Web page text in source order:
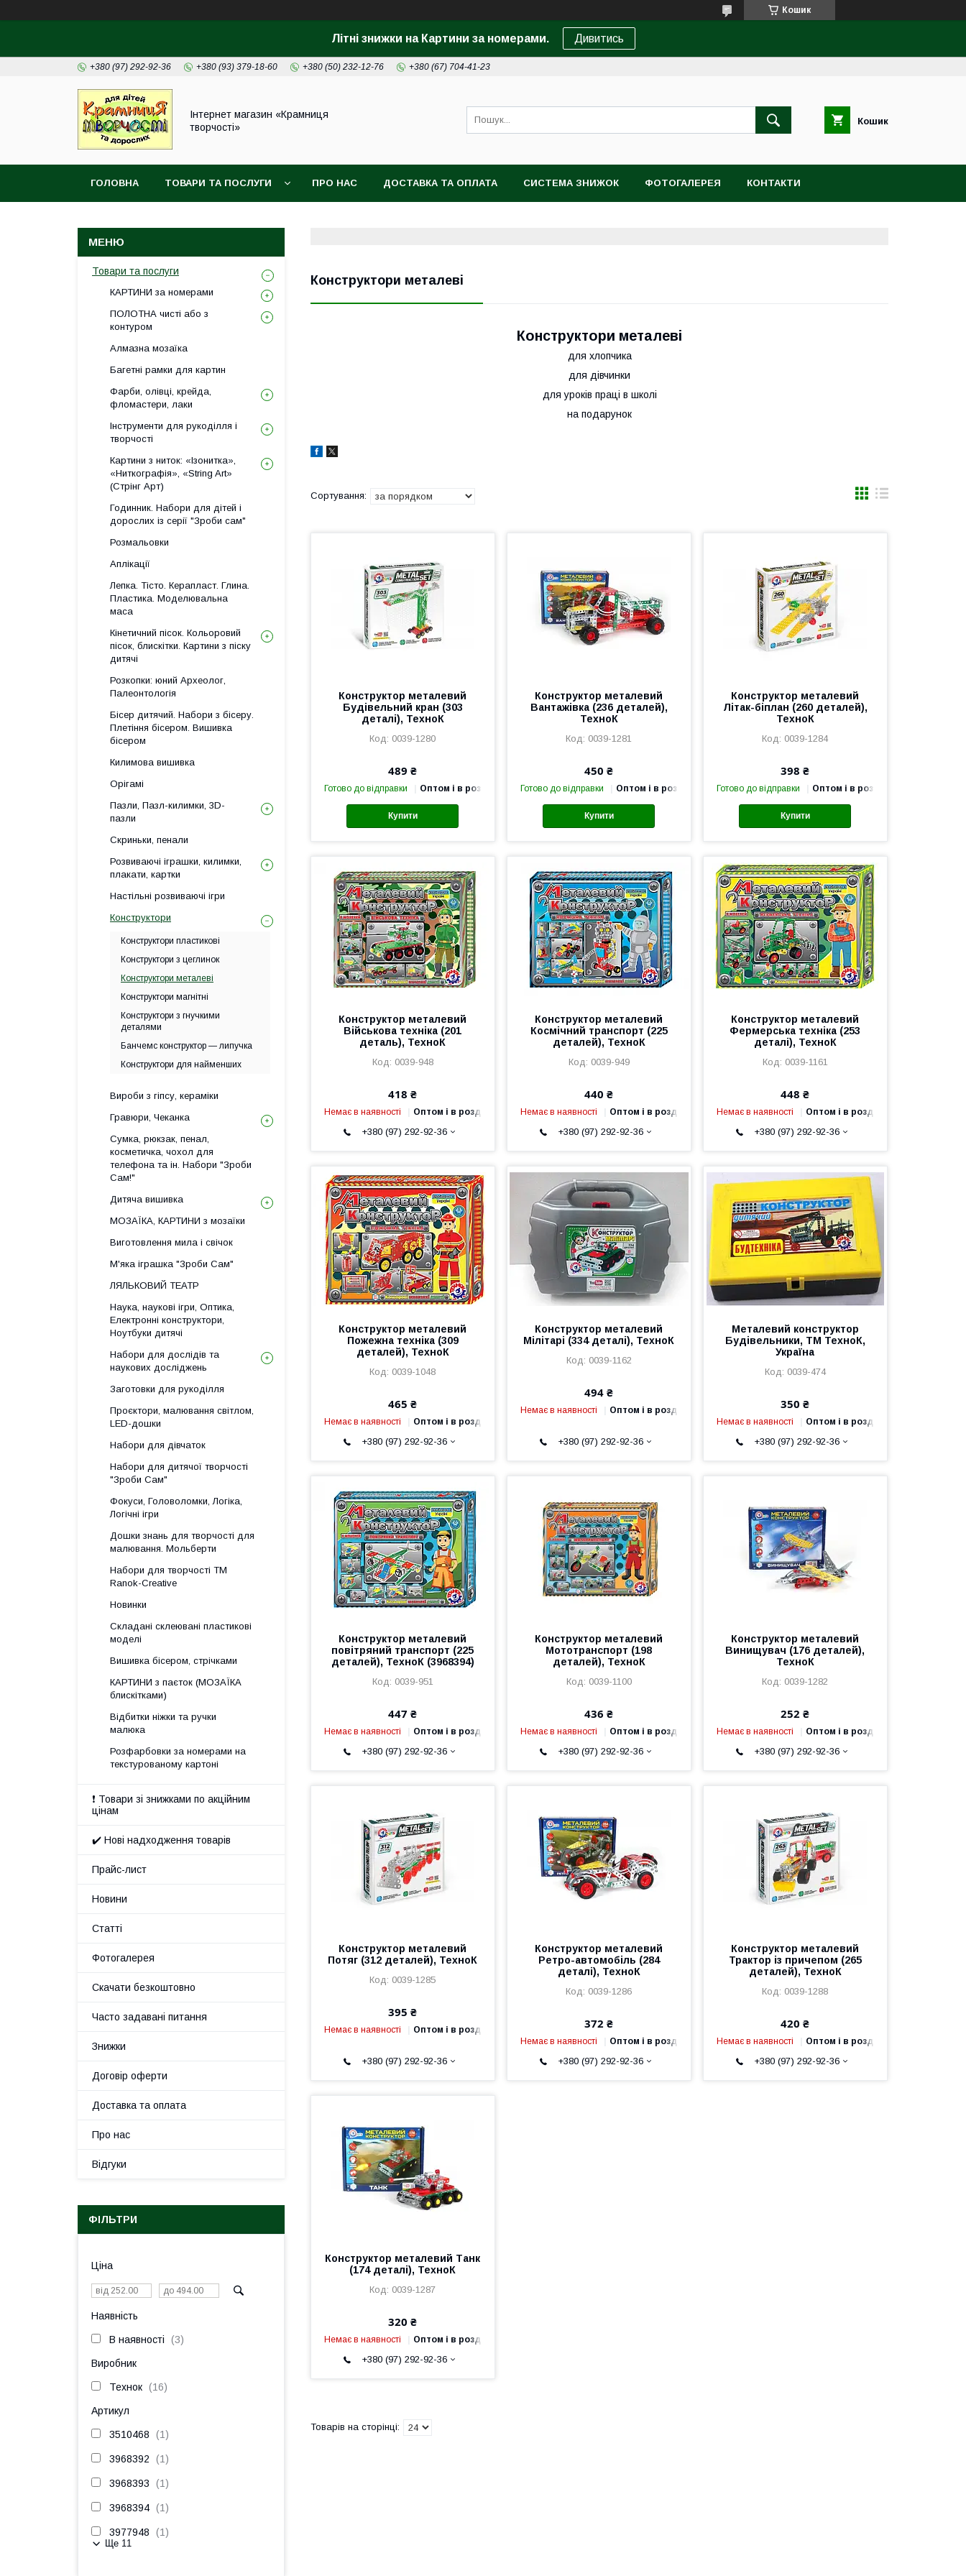
Кошик
Літні знижки на Картини за номерами. Дивитись
+380 (97) 292-92-36 +380 (93) 379-18-60 +380 (50) 232-12-76 +380 (67) 704-41-23
Інтернет магазин «Крамниця
творчості»
Кошик
ГОЛОВНА ТОВАРИ ТА ПОСЛУГИ ПРО НАС ДОСТАВКА ТА ОПЛАТА СИСТЕМА ЗНИЖОК ФОТОГАЛЕРЕЯ КОНТАКТИ
Конструктори металеві
Конструктори металеві
для хлопчика
для дівчинки
для уроків праці в школі
на подарунок
Конструктор металевий
Будівельний кран (303
деталі), ТехноК
0039-1280
489 ₴
Готово до відправки Оптом і в роздріб
Купити
Конструктор металевий
Вантажівка (236 деталей),
ТехноК
0039-1281
450 ₴
Готово до відправки Оптом і в роздріб
Купити
Конструктор металевий
Літак-біплан (260 деталей),
ТехноК
0039-1284
398 ₴
Готово до відправки Оптом і в роздріб
Купити
Конструктор металевий
Військова техніка (201
деталь), ТехноК
0039-948
418 ₴
Немає в наявності Оптом і в роздріб
+380 (97) 292-92-36
Конструктор металевий
Космічний транспорт (225
деталей), ТехноК
0039-949
440 ₴
Немає в наявності Оптом і в роздріб
+380 (97) 292-92-36
Конструктор металевий
Фермерська техніка (253
деталі), ТехноК
0039-1161
448 ₴
Немає в наявності Оптом і в роздріб
+380 (97) 292-92-36
Конструктор металевий
Пожежна техніка (309
деталей), ТехноК
0039-1048
465 ₴
Немає в наявності Оптом і в роздріб
+380 (97) 292-92-36
Конструктор металевий
Мілітарі (334 деталі), ТехноК
0039-1162
494 ₴
Немає в наявності Оптом і в роздріб
+380 (97) 292-92-36
Металевий конструктор
Будівельники, ТМ ТехноК,
Україна
0039-474
350 ₴
Немає в наявності Оптом і в роздріб
+380 (97) 292-92-36
Конструктор металевий
повітряний транспорт (225
деталей), ТехноК (3968394)
0039-951
447 ₴
Немає в наявності Оптом і в роздріб
+380 (97) 292-92-36
Конструктор металевий
Мототранспорт (198
деталей), ТехноК
0039-1100
436 ₴
Немає в наявності Оптом і в роздріб
+380 (97) 292-92-36
Конструктор металевий
Винищувач (176 деталей),
ТехноК
0039-1282
252 ₴
Немає в наявності Оптом і в роздріб
+380 (97) 292-92-36
Конструктор металевий
Потяг (312 деталей), ТехноК
0039-1285
395 ₴
Немає в наявності Оптом і в роздріб
+380 (97) 292-92-36
Конструктор металевий
Ретро-автомобіль (284
деталі), ТехноК
0039-1286
372 ₴
Немає в наявності Оптом і в роздріб
+380 (97) 292-92-36
Конструктор металевий
Трактор із причепом (265
деталей), ТехноК
0039-1288
420 ₴
Немає в наявності Оптом і в роздріб
+380 (97) 292-92-36
Конструктор металевий Танк
(174 деталі), ТехноК
0039-1287
320 ₴
Немає в наявності Оптом і в роздріб
+380 (97) 292-92-36
Товари та послуги
КАРТИНИ за номерами
ПОЛОТНА чисті або з
контуром
Алмазна мозаїка
Багетні рамки для картин
Фарби, олівці, крейда,
фломастери, лаки
Інструменти для рукоділля і
творчості
Картини з ниток: «Ізонитка»,
«Ниткографія», «String Art»
(Стрінг Арт)
Годинник. Набори для дітей і
дорослих із серії "Зроби сам"
Розмальовки
Аплікації
Лепка. Тісто. Керапласт. Глина.
Пластика. Моделювальна
маса
Кінетичний пісок. Кольоровий
пісок, блискітки. Картини з піску
дитячі
Розкопки: юний Археолог,
Палеонтологія
Бісер дитячий. Набори з бісеру.
Плетіння бісером. Вишивка
бісером
Килимова вишивка
Орігамі
Пазли, Пазл-килимки, 3D-
пазли
Скриньки, пенали
Розвиваючі іграшки, килимки,
плакати, картки
Настільні розвиваючі ігри
Конструктори
Конструктори пластикові
Конструктори з цеглинок
Конструктори металеві
Конструктори магнітні
Конструктори з гнучкими
деталями
Банчемс конструктор — липучка
Конструктори для найменших
Вироби з гіпсу, кераміки
Гравюри, Чеканка
Сумка, рюкзак, пенал,
косметичка, чохол для
телефона та ін. Набори "Зроби
Сам!"
Дитяча вишивка
МОЗАЇКА, КАРТИНИ з мозаїки
Виготовлення мила і свічок
М'яка іграшка "Зроби Сам"
ЛЯЛЬКОВИЙ ТЕАТР
Наука, наукові ігри, Оптика,
Електронні конструктори,
Ноутбуки дитячі
Набори для дослідів та
наукових досліджень
Заготовки для рукоділля
Проєктори, малювання світлом,
LED-дошки
Набори для дівчаток
Набори для дитячої творчості
"Зроби Сам"
Фокуси, Головоломки, Логіка,
Логічні ігри
Дошки знань для творчості для
малювання. Мольберти
Набори для творчості ТМ
Ranok-Creative
Новинки
Складані склеювані пластикові
моделі
Вишивка бісером, стрічками
КАРТИНИ з паєток (МОЗАЇКА
блискітками)
Відбитки ніжки та ручки
малюка
Розфарбовки за номерами на
текстурованому картоні
❗ Товари зі знижками по акційним
цінам
✔️ Нові надходження товарів
Прайс-лист
Новини
Статті
Фотогалерея
Скачати безкоштовно
Часто задавані питання
Знижки
Договір оферти
Доставка та оплата
Про нас
Відгуки
ФІЛЬТРИ
Ціна
Наявність
В наявності 3
Виробник
Технок 16
Артикул
3510468 1
3968392 1
3968393 1
3968394 1
3977948 1
Ще 11